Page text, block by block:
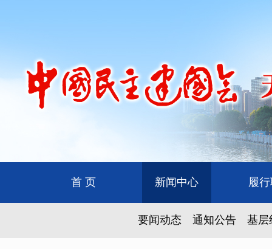
首 页 新闻中心 履
要闻动态 通知公告 基层